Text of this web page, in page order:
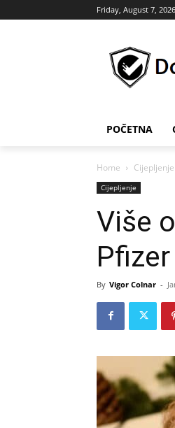
Friday, August 7, 2026
POČETNA
Home Cijepljenje
Cijepljenje
Više
By Vigor Colnar -